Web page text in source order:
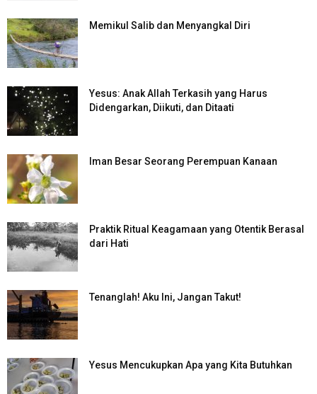
Memikul Salib dan Menyangkal Diri
Yesus: Anak Allah Terkasih yang Harus
Didengarkan, Diikuti, dan Ditaati
Iman Besar Seorang Perempuan Kanaan
Praktik Ritual Keagamaan yang Otentik Berasal
dari Hati
Tenanglah! Aku Ini, Jangan Takut!
Yesus Mencukupkan Apa yang Kita Butuhkan